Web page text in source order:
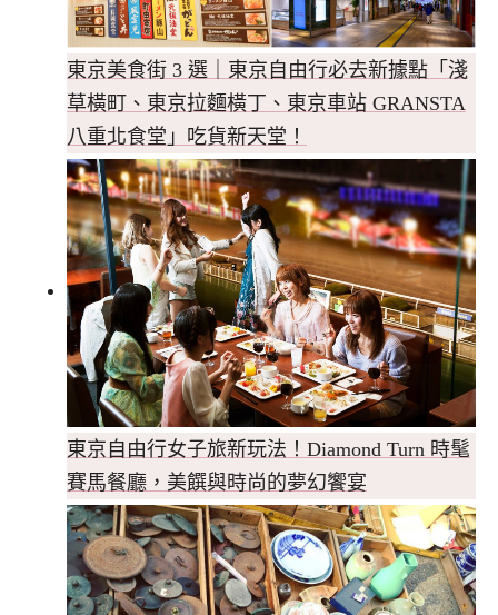
東京美食街 3 選｜東京自由行必去新據點「淺
草橫町、東京拉麵橫丁、東京車站 GRANSTA
八重北食堂」吃貨新天堂！
東京自由行女子旅新玩法！Diamond Turn 時髦
賽馬餐廳，美饌與時尚的夢幻饗宴